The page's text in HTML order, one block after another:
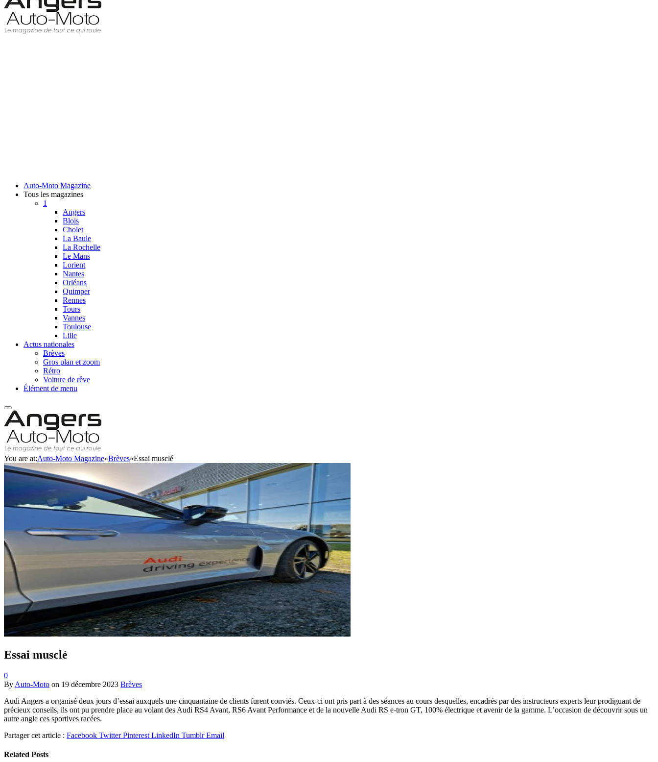
Auto-Moto Magazine
Tous les magazines
1
Angers
Blois
Cholet
La Baule
La Rochelle
Le Mans
Lorient
Nantes
Orléans
Quimper
Rennes
Tours
Vannes
Toulouse
Lille
Actus nationales
Brèves
Gros plan et zoom
Rétro
Voiture de rêve
Élément de menu
You are at:Auto-Moto Magazine»Brèves»Essai musclé
Essai musclé
0
By Auto-Moto on 19 décembre 2023 Brèves
Audi Angers a organisé deux jours d’essai auxquels une cinquantaine de clients furent conviés. Ceux-ci ont pris part à des séances au cours desquelles, encadrés par des instructeurs experts leur prodiguant de
précieux conseils, ils ont pu prendre place au volant des Audi RS4 Avant, RS6 Avant Performance et de la nouvelle Audi RS e-tron GT, 100% électrique et avenir de la gamme. L’occasion de découvrir sous un
autre angle ces sportives racées.
Partager cet article : Facebook Twitter Pinterest LinkedIn Tumblr Email
Related Posts